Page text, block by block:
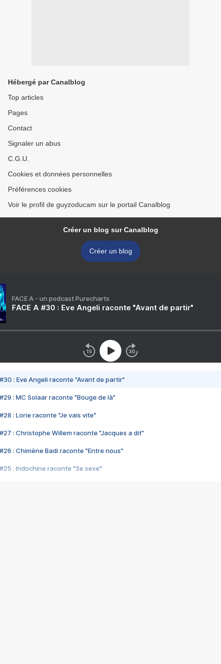
Hébergé par Canalblog
Top articles
Pages
Contact
Signaler un abus
C.G.U.
Cookies et données personnelles
Préférences cookies
Voir le profil de guyzoducam sur le portail Canalblog
Créer un blog sur Canalblog
Créer un blog
FACE A - un podcast Purecharts
FACE A #30 : Eve Angeli raconte "Avant de partir"
#30 : Eve Angeli raconte "Avant de partir"
#29 : MC Solaar raconte "Bouge de là"
#28 : Lorie raconte "Je vais vite"
#27 : Christophe Willem raconte "Jacques a dit"
#26 : Chimène Badi raconte "Entre nous"
#25 : Indochine raconte "3e sexe"